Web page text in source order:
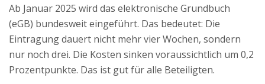
Ab Januar 2025 wird das elektronische Grundbuch
(eGB) bundesweit eingeführt. Das bedeutet: Die
Eintragung dauert nicht mehr vier Wochen, sondern
nur noch drei. Die Kosten sinken voraussichtlich um 0,2
Prozentpunkte. Das ist gut für alle Beteiligten.